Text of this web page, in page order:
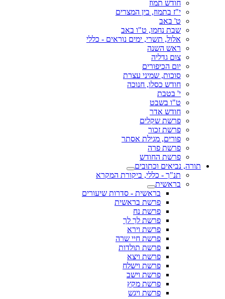
חודש תמוז
י"ז בתמוז, בין המצרים
ט' באב
שבת נחמו, ט"ו באב
אלול, תשרי, ימים נוראים - כללי
ראש השנה
צום גדליה
יום הכיפורים
סוכות, שמיני עצרת
חודש כסלו, חנוכה
י' בטבת
ט"ו בשבט
חודש אדר
פרשת שקלים
פרשת זכור
פורים, מגילת אסתר
פרשת פרה
פרשת החודש
תורה, נביאים וכתובים
תנ"ך - כללי, ביקורת המקרא
בראשית
בראשית - סדרות שיעורים
פרשת בראשית
פרשת נח
פרשת לך לך
פרשת וירא
פרשת חיי שרה
פרשת תולדות
פרשת ויצא
פרשת וישלח
פרשת וישב
פרשת מקץ
פרשת ויגש